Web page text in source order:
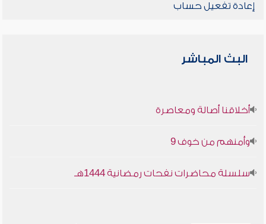
إعادة تفعيل حساب
البث المباشر
أخلاقنا أصالة ومعاصرة
وأمنهم من خوف 9
سلسلة محاضرات نفحات رمضانية 1444هـ